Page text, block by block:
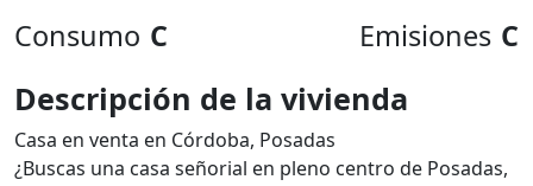
Consumo C Emisiones C
Descripción de la vivienda
Casa en venta en Córdoba, Posadas
¿Buscas una casa señorial en pleno centro de Posadas,